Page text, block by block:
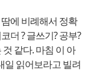
에 비례해서 정확
더 ? 글쓰기? 공부?
같다. 마침 이 아
일 읽어보라고 빌려